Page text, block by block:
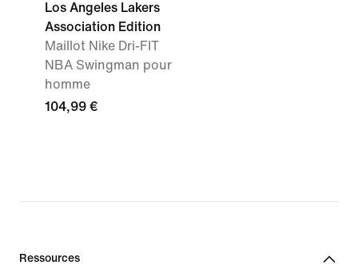
Los Angeles Lakers
Association Edition
Maillot Nike Dri-FIT
NBA Swingman pour
homme
104,99 €
Ressources